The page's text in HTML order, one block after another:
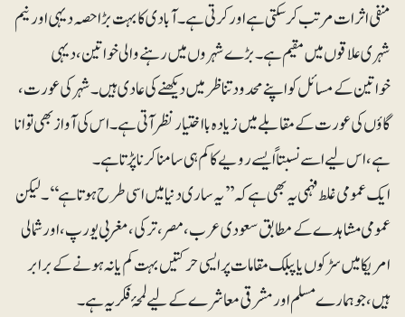
منفی اثرات مرتب کرسکتی ہے اور کرتی ہے۔ آبادی کا بہت بڑا حصہ دیہی اور نیم
شہری علاقوں میں مقیم ہے۔بڑے شہروں میں رہنے والی خواتین، دیہی
خواتین کے مسائل کو اپنے محدود تناظر میں دیکھنے کی عادی ہیں۔ شہر کی عورت،
گاؤں کی عورت کے مقابلے میں زیادہ بااختیار نظر آتی ہے۔ اس کی آواز بھی توانا
ہے، اس لیے اسے نسبتاً ایسے رویے کا کم ہی سامنا کرنا پڑتا ہے۔
ایک عمومی غلط فہمی یہ بھی ہے کہ ’’یہ ساری دنیا میں اسی طرح ہوتا ہے‘‘۔ لیکن
عمومی مشاہدے کے مطابق سعودی عرب، مصر، ترکی، مغربی یورپ، اور شمالی
امریکا میں سڑکوں یا پبلک مقامات پر ایسی حرکتیں بہت کم یا نہ ہونے کے برابر
ہیں، جو ہمارے مسلم اور مشرقی معاشرے کے لیے لمحۂ فکریہ ہے۔